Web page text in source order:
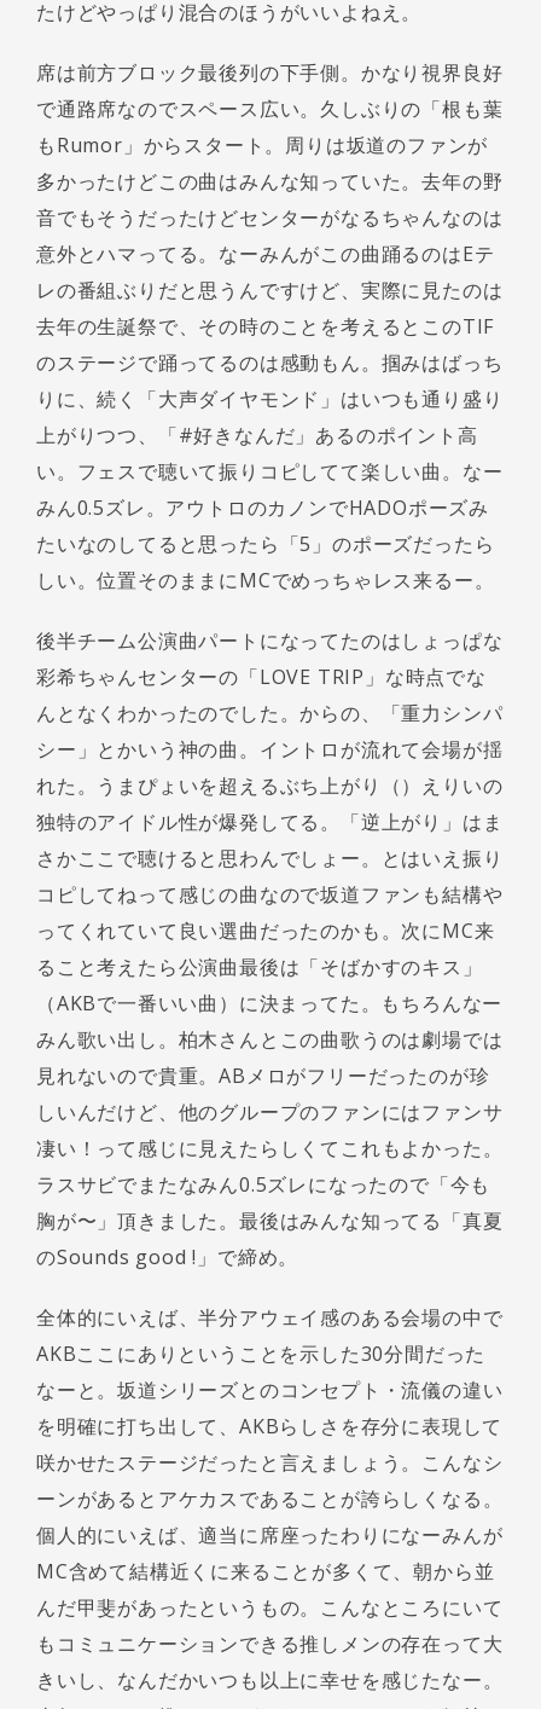
たけどやっぱり混合のほうがいいよねえ。
席は前方ブロック最後列の下手側。かなり視界良好
で通路席なのでスペース広い。久しぶりの「根も葉
もRumor」からスタート。周りは坂道のファンが
多かったけどこの曲はみんな知っていた。去年の野
音でもそうだったけどセンターがなるちゃんなのは
意外とハマってる。なーみんがこの曲踊るのはEテ
レの番組ぶりだと思うんですけど、実際に見たのは
去年の生誕祭で、その時のことを考えるとこのTIF
のステージで踊ってるのは感動もん。掴みはばっち
りに、続く「大声ダイヤモンド」はいつも通り盛り
上がりつつ、「#好きなんだ」あるのポイント高
い。フェスで聴いて振りコピしてて楽しい曲。なー
みん0.5ズレ。アウトロのカノンでHADOポーズみ
たいなのしてると思ったら「5」のポーズだったら
しい。位置そのままにMCでめっちゃレス来るー。
後半チーム公演曲パートになってたのはしょっぱな
彩希ちゃんセンターの「LOVE TRIP」な時点でな
んとなくわかったのでした。からの、「重力シンパ
シー」とかいう神の曲。イントロが流れて会場が揺
れた。うまぴょいを超えるぶち上がり（）えりいの
独特のアイドル性が爆発してる。「逆上がり」はま
さかここで聴けると思わんでしょー。とはいえ振り
コピしてねって感じの曲なので坂道ファンも結構や
ってくれていて良い選曲だったのかも。次にMC来
ること考えたら公演曲最後は「そばかすのキス」
（AKBで一番いい曲）に決まってた。もちろんなー
みん歌い出し。柏木さんとこの曲歌うのは劇場では
見れないので貴重。ABメロがフリーだったのが珍
しいんだけど、他のグループのファンにはファンサ
凄い！って感じに見えたらしくてこれもよかった。
ラスサビでまたなみん0.5ズレになったので「今も
胸が〜」頂きました。最後はみんな知ってる「真夏
のSounds good !」で締め。
全体的にいえば、半分アウェイ感のある会場の中で
AKBここにありということを示した30分間だった
なーと。坂道シリーズとのコンセプト・流儀の違い
を明確に打ち出して、AKBらしさを存分に表現して
咲かせたステージだったと言えましょう。こんなシ
ーンがあるとアケカスであることが誇らしくなる。
個人的にいえば、適当に席座ったわりになーみんが
MC含めて結構近くに来ることが多くて、朝から並
んだ甲斐があったというもの。こんなところにいて
もコミュニケーションできる推しメンの存在って大
きいし、なんだかいつも以上に幸せを感じたなー。